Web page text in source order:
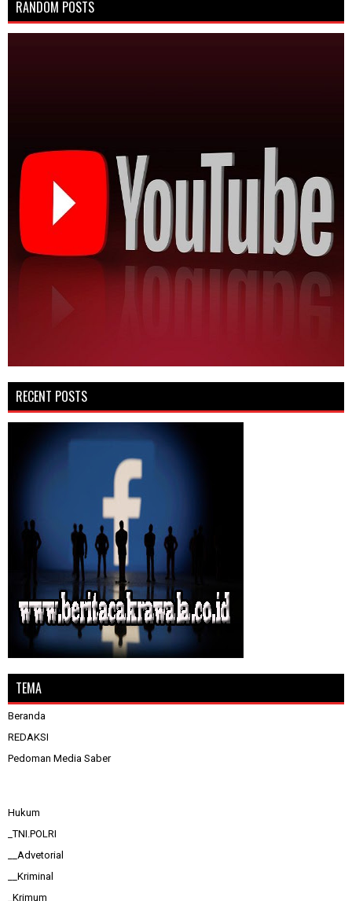
RANDOM POSTS
RECENT POSTS
TEMA
Beranda
REDAKSI
Pedoman Media Saber
Hukum
_TNI.POLRI
__Advetorial
__Kriminal
_Krimum